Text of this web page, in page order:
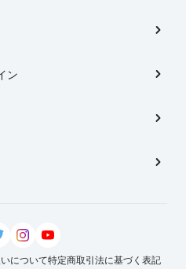
ン
について特定商取引法に基づく表記